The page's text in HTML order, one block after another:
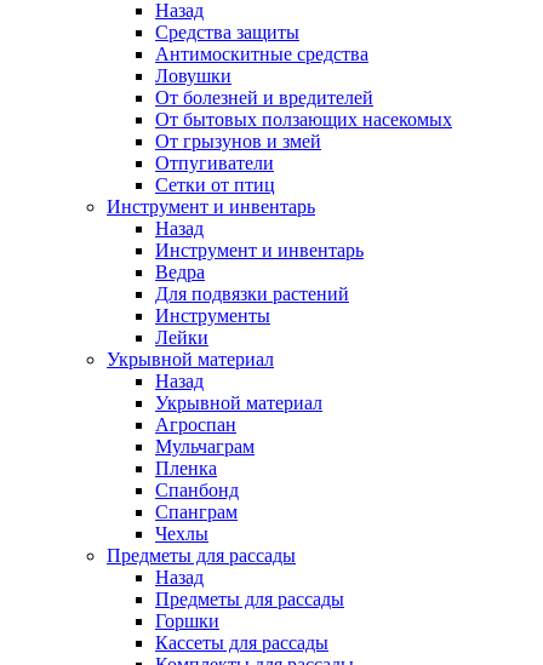
Назад
Средства защиты
Антимоскитные средства
Ловушки
От болезней и вредителей
От бытовых ползающих насекомых
От грызунов и змей
Отпугиватели
Сетки от птиц
Инструмент и инвентарь
Назад
Инструмент и инвентарь
Ведра
Для подвязки растений
Инструменты
Лейки
Укрывной материал
Назад
Укрывной материал
Агроспан
Мульчаграм
Пленка
Спанбонд
Спанграм
Чехлы
Предметы для рассады
Назад
Предметы для рассады
Горшки
Кассеты для рассады